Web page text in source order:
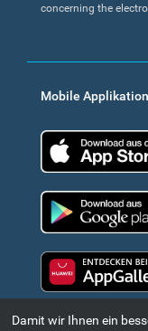
concerning the
Mobile Applikation
Damit wir Ihnen ein